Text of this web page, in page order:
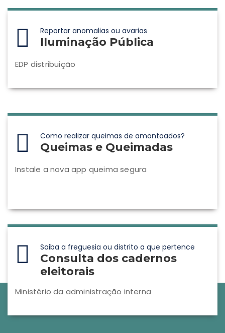
Reportar anomalias ou avarias
Iluminação Pública
EDP distribuição
Como realizar queimas de amontoados?
Queimas e Queimadas
Instale a nova app queima segura
Saiba a freguesia ou distrito a que pertence
Consulta dos cadernos
eleitorais
Ministério da administração interna